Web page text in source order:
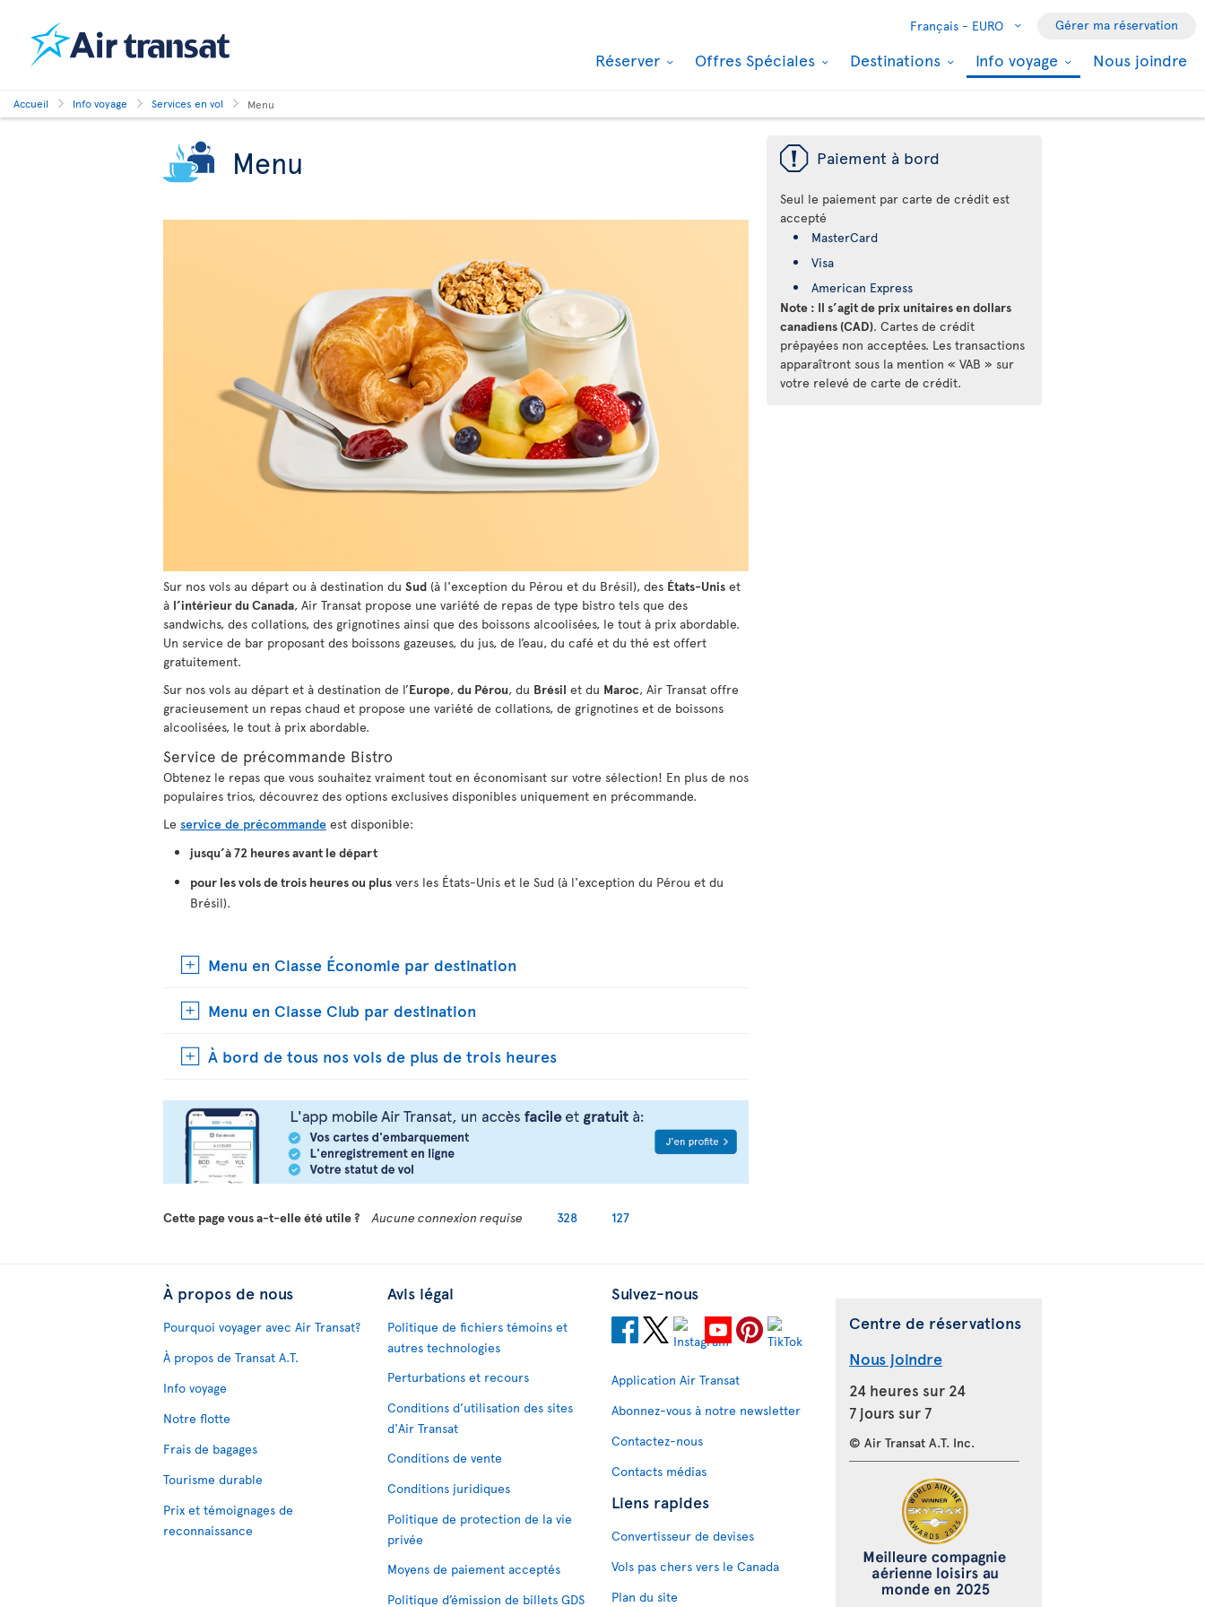
Français - EURO Gérer ma réservation
Réserver Offres Spéciales Destinations Info voyage Nous joindre
Accueil Info voyage Services en vol Menu
Menu
Sur nos vols au départ ou à destination du Sud (à l'exception du Pérou et du Brésil), des États-Unis et
à l’intérieur du Canada, Air Transat propose une variété de repas de type bistro tels que des
sandwichs, des collations, des grignotines ainsi que des boissons alcoolisées, le tout à prix abordable.
Un service de bar proposant des boissons gazeuses, du jus, de l’eau, du café et du thé est offert
gratuitement.
Sur nos vols au départ et à destination de l’Europe, du Pérou, du Brésil et du Maroc, Air Transat offre
gracieusement un repas chaud et propose une variété de collations, de grignotines et de boissons
alcoolisées, le tout à prix abordable.
Service de précommande Bistro
Obtenez le repas que vous souhaitez vraiment tout en économisant sur votre sélection! En plus de nos
populaires trios, découvrez des options exclusives disponibles uniquement en précommande.
Le service de précommande est disponible:
jusqu’à 72 heures avant le départ
pour les vols de trois heures ou plus vers les États-Unis et le Sud (à l'exception du Pérou et du
Brésil).
Menu en Classe Économie par destination
Menu en Classe Club par destination
À bord de tous nos vols de plus de trois heures
ü Paiement à bord
Seul le paiement par carte de crédit est
accepté
MasterCard
Visa
American Express
Note : Il s’agit de prix unitaires en dollars
canadiens (CAD). Cartes de crédit
prépayées non acceptées. Les transactions
apparaîtront sous la mention « VAB » sur
votre relevé de carte de crédit.
Cette page vous a-t-elle été utile ? Aucune connexion requise 328 127
À propos de nous
Pourquoi voyager avec Air Transat?
À propos de Transat A.T.
Info voyage
Notre flotte
Frais de bagages
Tourisme durable
Prix et témoignages de
reconnaissance
Avis légal
Politique de fichiers témoins et
autres technologies
Perturbations et recours
Conditions d’utilisation des sites
d'Air Transat
Conditions de vente
Conditions juridiques
Politique de protection de la vie
privée
Moyens de paiement acceptés
Politique d’émission de billets GDS
Suivez-nous
Application Air Transat
Abonnez-vous à notre newsletter
Contactez-nous
Contacts médias
Liens rapides
Convertisseur de devises
Vols pas chers vers le Canada
Plan du site
Centre de réservations
Nous joindre
24 heures sur 24
7 jours sur 7
© Air Transat A.T. Inc.